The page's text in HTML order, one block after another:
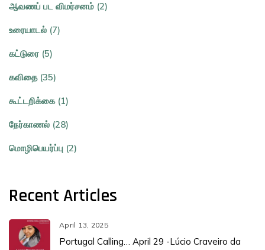
ஆவணப் பட விமர்சனம் (2)
உரையாடல் (7)
கட்டுரை (5)
கவிதை (35)
கூட்டறிக்கை (1)
நேர்காணல் (28)
மொழிபெயர்ப்பு (2)
Recent Articles
April 13, 2025
Portugal Calling… April 29 -Lúcio Craveiro da